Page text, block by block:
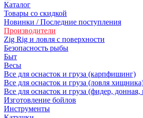
Каталог
Товары со скидкой
Новинки / Последние поступления
Производители
Zig Rig и ловля с поверхности
Безoпасность рыбы
Быт
Весы
Все для оснасток и груза (карпфишинг)
Все для оснасток и груза (ловля
Все для оснасток и груза (фидер, донная,
Изготовление бойлов
Инструменты